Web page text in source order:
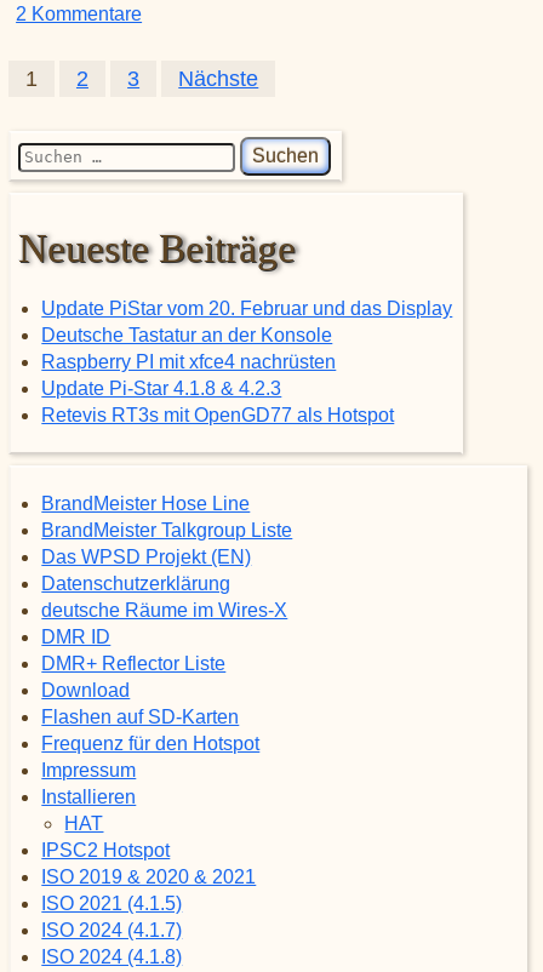
2 Kommentarezu Das Pi-Star DASHBOARD auf EA7EE
Seitennummerierung der
1 2 3 Nächste
Suchen nach:
Neueste Beiträge
Update PiStar vom 20. Februar und das Display
Deutsche Tastatur an der Konsole
Raspberry PI mit xfce4 nachrüsten
Update Pi-Star 4.1.8 & 4.2.3
Retevis RT3s mit OpenGD77 als Hotspot
BrandMeister Hose Line
BrandMeister Talkgroup Liste
Das WPSD Projekt (EN)
Datenschutzerklärung
deutsche Räume im Wires-X
DMR ID
DMR+ Reflector Liste
Download
Flashen auf SD-Karten
Frequenz für den Hotspot
Impressum
Installieren
HAT
IPSC2 Hotspot
ISO 2019 & 2020 & 2021
ISO 2021 (4.1.5)
ISO 2024 (4.1.7)
ISO 2024 (4.1.8)